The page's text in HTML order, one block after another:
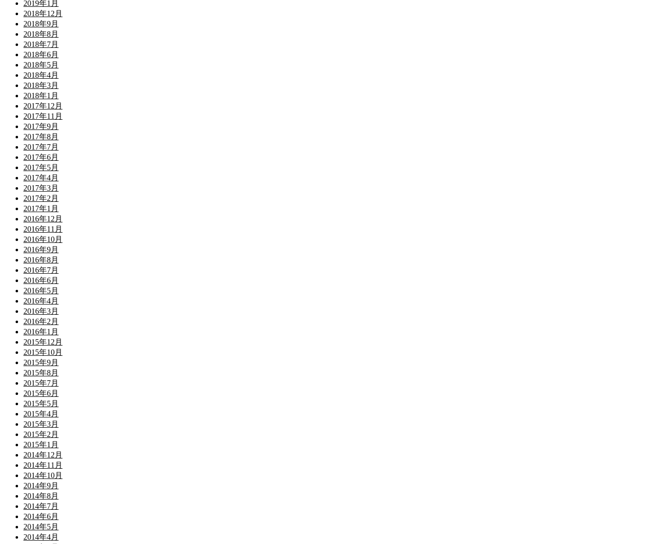
2019年1月
2018年12月
2018年9月
2018年8月
2018年7月
2018年6月
2018年5月
2018年4月
2018年3月
2018年1月
2017年12月
2017年11月
2017年9月
2017年8月
2017年7月
2017年6月
2017年5月
2017年4月
2017年3月
2017年2月
2017年1月
2016年12月
2016年11月
2016年10月
2016年9月
2016年8月
2016年7月
2016年6月
2016年5月
2016年4月
2016年3月
2016年2月
2016年1月
2015年12月
2015年10月
2015年9月
2015年8月
2015年7月
2015年6月
2015年5月
2015年4月
2015年3月
2015年2月
2015年1月
2014年12月
2014年11月
2014年10月
2014年9月
2014年8月
2014年7月
2014年6月
2014年5月
2014年4月